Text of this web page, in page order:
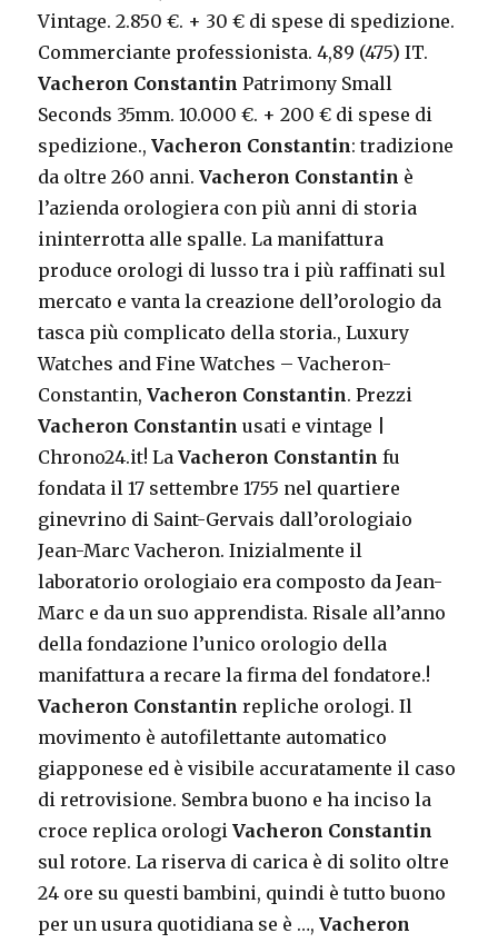
Vintage. 2.850 €. + 30 € di spese di spedizione.
Commerciante professionista. 4,89 (475) IT.
Vacheron Constantin Patrimony Small
Seconds 35mm. 10.000 €. + 200 € di spese di
spedizione.,Vacheron Constantin: tradizione
da oltre 260 anni.Vacheron Constantin è
l’azienda orologiera con più anni di storia
ininterrotta alle spalle. La manifattura
produce orologi di lusso tra i più raffinati sul
mercato e vanta la creazione dell’orologio da
tasca più complicato della storia., Luxury
Watches and Fine Watches – Vacheron-
Constantin,Vacheron Constantin. Prezzi
Vacheron Constantin usati e vintage |
Chrono24.it! LaVacheron Constantin fu
fondata il 17 settembre 1755 nel quartiere
ginevrino di Saint-Gervais dall’orologiaio
Jean-Marc Vacheron. Inizialmente il
laboratorio orologiaio era composto da Jean-
Marc e da un suo apprendista. Risale all’anno
della fondazione l’unico orologio della
manifattura a recare la firma del fondatore.!
Vacheron Constantin repliche orologi. Il
movimento è autofilettante automatico
giapponese ed è visibile accuratamente il caso
di retrovisione. Sembra buono e ha inciso la
croce replica orologiVacheron Constantin
sul rotore. La riserva di carica è di solito oltre
24 ore su questi bambini, quindi è tutto buono
per un usura quotidiana se è …,Vacheron